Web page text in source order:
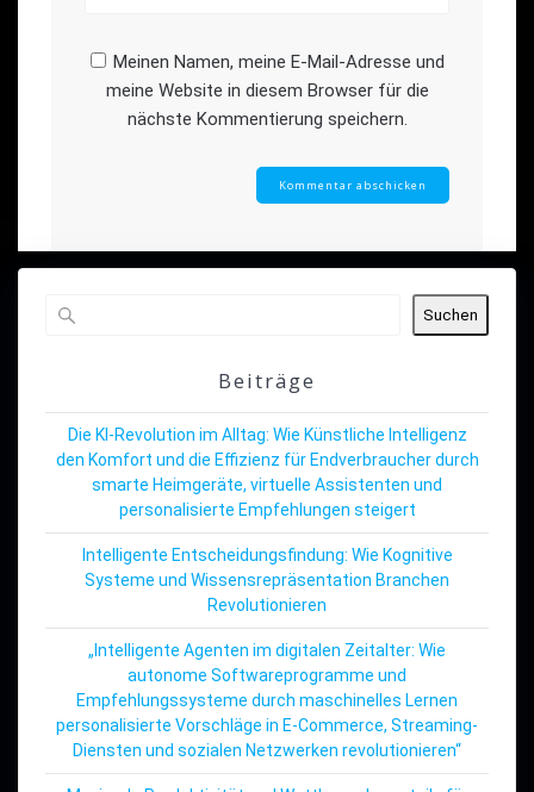
Meinen Namen, meine E-Mail-Adresse und
meine Website in diesem Browser für die
nächste Kommentierung speichern.
Suchen
Beiträge
Die KI-Revolution im Alltag: Wie Künstliche Intelligenz
den Komfort und die Effizienz für Endverbraucher durch
smarte Heimgeräte, virtuelle Assistenten und
personalisierte Empfehlungen steigert
Intelligente Entscheidungsfindung: Wie Kognitive
Systeme und Wissensrepräsentation Branchen
Revolutionieren
„Intelligente Agenten im digitalen Zeitalter: Wie
autonome Softwareprogramme und
Empfehlungssysteme durch maschinelles Lernen
personalisierte Vorschläge in E-Commerce, Streaming-
Diensten und sozialen Netzwerken revolutionieren“